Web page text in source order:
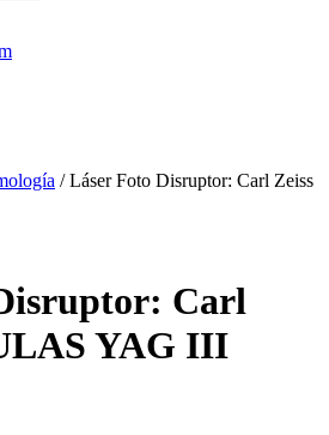
/Láser Foto Disruptor: Carl Zeiss
Carl
YAG III